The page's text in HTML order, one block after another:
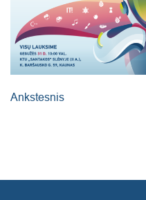
Ankstesnis